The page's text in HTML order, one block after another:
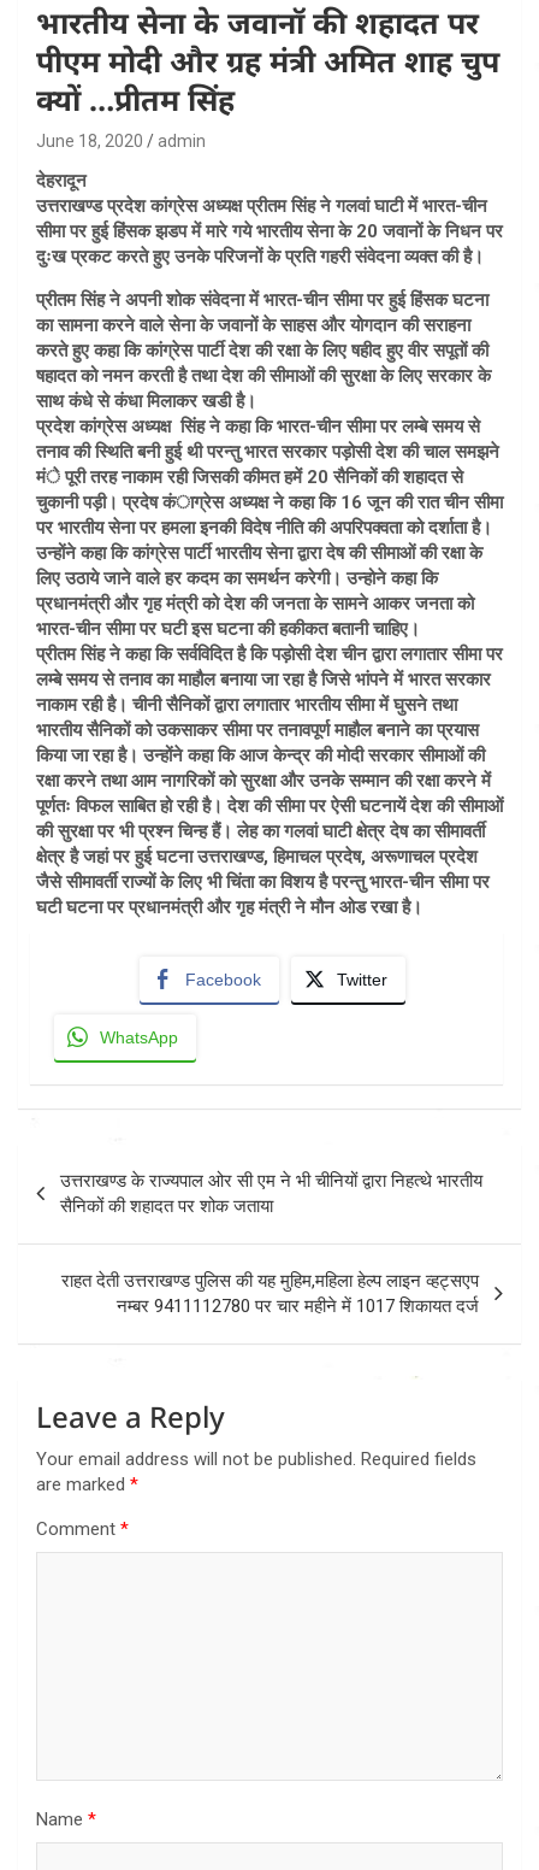
भारतीय सेना के जवानॉ की शहादत पर
पीएम मोदी और ग्रह मंत्री अमित शाह चुप
क्यों …प्रीतम सिंह
June 18, 2020 admin
देहरादून
उत्तराखण्ड प्रदेश कांग्रेस अध्यक्ष प्रीतम सिंह ने गलवां घाटी में भारत-चीन
सीमा पर हुई हिंसक झडप में मारे गये भारतीय सेना के 20 जवानों के निधन पर
दुःख प्रकट करते हुए उनके परिजनों के प्रति गहरी संवेदना व्यक्त की है।
प्रीतम सिंह ने अपनी शोक संवेदना में भारत-चीन सीमा पर हुई हिंसक घटना
का सामना करने वाले सेना के जवानों के साहस और योगदान की सराहना
करते हुए कहा कि कांग्रेस पार्टी देश की रक्षा के लिए षहीद हुए वीर सपूतों की
षहादत को नमन करती है तथा देश की सीमाओं की सुरक्षा के लिए सरकार के
साथ कंधे से कंधा मिलाकर खडी है।
प्रदेश कांग्रेस अध्यक्ष सिंह ने कहा कि भारत-चीन सीमा पर लम्बे समय से
तनाव की स्थिति बनी हुई थी परन्तु भारत सरकार पड़ोसी देश की चाल समझने
मंे पूरी तरह नाकाम रही जिसकी कीमत हमें 20 सैनिकों की शहादत से
चुकानी पड़ी। प्रदेष कंाग्रेस अध्यक्ष ने कहा कि 16 जून की रात चीन सीमा
पर भारतीय सेना पर हमला इनकी विदेष नीति की अपरिपक्वता को दर्शाता है।
उन्होंने कहा कि कांग्रेस पार्टी भारतीय सेना द्वारा देष की सीमाओं की रक्षा के
लिए उठाये जाने वाले हर कदम का समर्थन करेगी। उन्होने कहा कि
प्रधानमंत्री और गृह मंत्री को देश की जनता के सामने आकर जनता को
भारत-चीन सीमा पर घटी इस घटना की हकीकत बतानी चाहिए।
प्रीतम सिंह ने कहा कि सर्वविदित है कि पड़ोसी देश चीन द्वारा लगातार सीमा पर
लम्बे समय से तनाव का माहौल बनाया जा रहा है जिसे भांपने में भारत सरकार
नाकाम रही है। चीनी सैनिकों द्वारा लगातार भारतीय सीमा में घुसने तथा
भारतीय सैनिकों को उकसाकर सीमा पर तनावपूर्ण माहौल बनाने का प्रयास
किया जा रहा है। उन्होंने कहा कि आज केन्द्र की मोदी सरकार सीमाओं की
रक्षा करने तथा आम नागरिकों को सुरक्षा और उनके सम्मान की रक्षा करने में
पूर्णतः विफल साबित हो रही है। देश की सीमा पर ऐसी घटनायें देश की सीमाओं
की सुरक्षा पर भी प्रश्न चिन्ह हैं। लेह का गलवां घाटी क्षेत्र देष का सीमावर्ती
क्षेत्र है जहां पर हुई घटना उत्तराखण्ड, हिमाचल प्रदेष, अरूणाचल प्रदेश
जैसे सीमावर्ती राज्यों के लिए भी चिंता का विशय है परन्तु भारत-चीन सीमा पर
घटी घटना पर प्रधानमंत्री और गृह मंत्री ने मौन ओड रखा है।
Facebook Twitter
WhatsApp
navigation
उत्तराखण्ड के राज्यपाल ओर सी एम ने भी चीनियों द्वारा निहत्थे भारतीय
सैनिकों की शहादत पर शोक जताया
राहत देती उत्तराखण्ड पुलिस की यह मुहिम,महिला हेल्प लाइन व्हट्सएप
नम्बर 9411112780 पर चार महीने में 1017 शिकायत दर्ज
Leave a Reply
Your email address will not be published. Required fields
are marked *
Comment *
Name *